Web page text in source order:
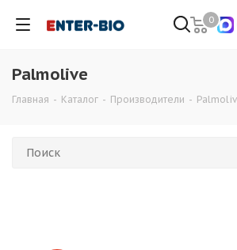
0
Palmolive
Главная - Каталог - Производители -